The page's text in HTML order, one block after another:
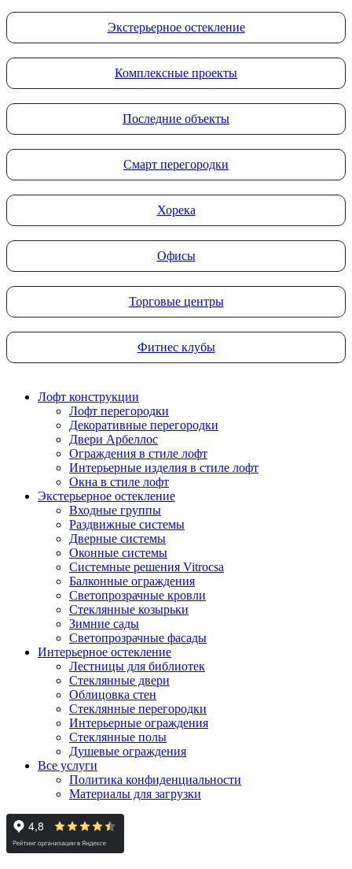
Экстерьерное остекление
Комплексные проекты
Последние объекты
Смарт перегородки
Хорека
Офисы
Торговые центры
Фитнес клубы
Лофт конструкции
Лофт перегородки
Декоративные перегородки
Двери Арбеллос
Ограждения в стиле лофт
Интерьерные изделия в стиле лофт
Окна в стиле лофт
Экстерьерное остекление
Входные группы
Раздвижные системы
Дверные системы
Оконные системы
Системные решения Vitrocsa
Балконные ограждения
Светопрозрачные кровли
Стеклянные козырьки
Зимние сады
Светопрозрачные фасады
Интерьерное остекление
Лестницы для библиотек
Стеклянные двери
Облицовка стен
Стеклянные перегородки
Интерьерные ограждения
Стеклянные полы
Душевые ограждения
Все услуги
Политика конфиденциальности
Материалы для загрузки